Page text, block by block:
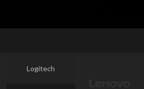
Logitech